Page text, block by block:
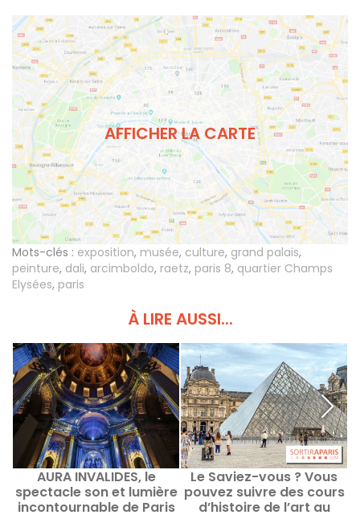
AFFICHER LA CARTE
Mots-clés : exposition, musée, culture, grand palais,
peinture, dali, arcimboldo, raetz, paris 8, quartier Champs
Elysées, paris
À LIRE AUSSI...
AURA INVALIDES, le
spectacle son et lumière
incontournable de Paris
Le Saviez-vous ? Vous
pouvez suivre des cours
d’histoire de l’art au